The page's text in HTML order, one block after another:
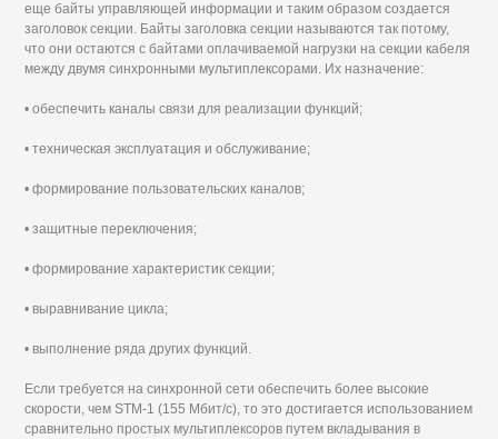
еще байты управляющей информации и таким образом создается
заголовок секции. Байты заголовка секции называются так потому,
что они остаются с байтами оплачиваемой нагрузки на секции кабеля
между двумя синхронными мультиплексорами. Их назначение:
• обеспечить каналы связи для реализации функций;
• техническая эксплуатация и обслуживание;
• формирование пользовательских каналов;
• защитные переключения;
• формирование характеристик секции;
• выравнивание цикла;
• выполнение ряда других функций.
Если требуется на синхронной сети обеспечить более высокие
скорости, чем STM-1 (155 Мбит/с), то это достигается использованием
сравнительно простых мультиплексоров путем вкладывания в